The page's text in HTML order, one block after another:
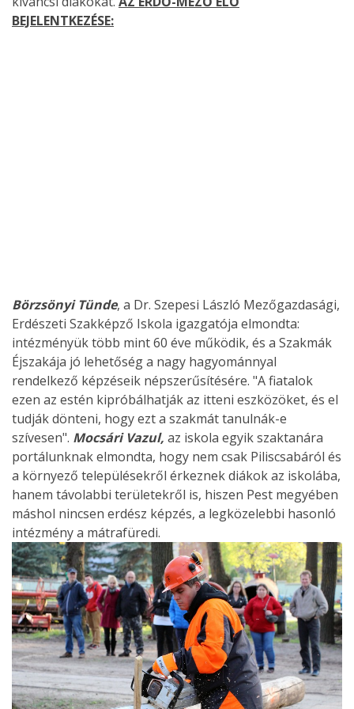
BEJELENTKEZÉSE:
Börzsönyi Tünde, a Dr. Szepesi László Mezőgazdasági,
Erdészeti Szakképző Iskola igazgatója elmondta:
intézményük több mint 60 éve működik, és a Szakmák
Éjszakája jó lehetőség a nagy hagyománnyal
rendelkező képzéseik népszerűsítésére. "A fiatalok
ezen az estén kipróbálhatják az itteni eszközöket, és el
tudják dönteni, hogy ezt a szakmát tanulnák-e
szívesen". Mocsári Vazul, az iskola egyik szaktanára
portálunknak elmondta, hogy nem csak Piliscsabáról és
a környező településekről érkeznek diákok az iskolába,
hanem távolabbi területekről is, hiszen Pest megyében
máshol nincsen erdész képzés, a legközelebbi hasonló
intézmény a mátrafüredi.